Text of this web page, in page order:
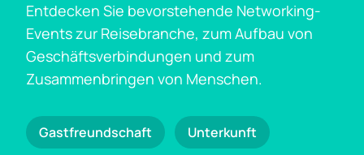
Entdecken Sie bevorstehende Networking-
Events zur Reisebranche, zum Aufbau von
Geschäftsverbindungen und zum
Zusammenbringen von Menschen.
Gastfreundschaft Unterkunft